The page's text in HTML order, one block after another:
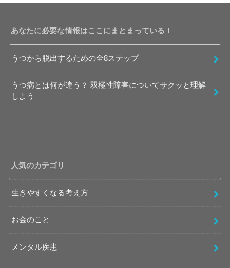
あなたに必要な情報はここにまとまっている！
うつから脱出するための全8ステップ
うつ病とは何が違う？ 双極性障害についてサクッと理解
しよう
人気のカテゴリ
生きやすくなる考え方
お金のこと
メンタル疾患